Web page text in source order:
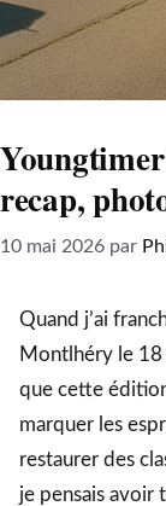
recap,
10 mai 2026 par
Quand j’ai
Montlhéry le 18
que cette
marquer les
restaurer des
je pensais avoir